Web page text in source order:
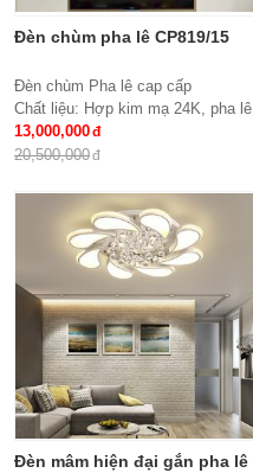
Đèn chùm pha lê CP819/15
Đèn chùm Pha lê cap cấp
Chất liệu: Hợp kim mạ 24K, pha lê
K9 cao cấp
Số lượng tay : 15 tay
Bóng đèn: Bóng led tiết kiệm điện
Bảo hành: 2 năm
13,000,000
20,500,000
Đèn mâm hiện đại gắn pha lê